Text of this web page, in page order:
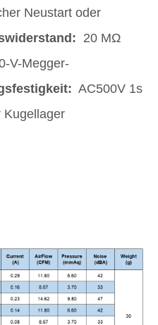
Neustart oder
20 MΩ
V-Megger-
AC500V 1s
Kugellager